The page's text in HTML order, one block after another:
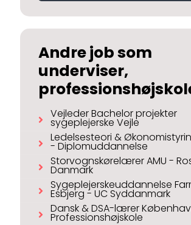
Andre job som
underviser,
Vejleder Bachelor projekter
sygeplejerske Vejle
Ledelsesteori &
- Diplomuddannelse
Storvognskørelærer AMU -
Danmark
Sygeplejerskeuddannelse
Esbjerg - UC Syddanmark
Dansk & DSA-lærer
Professionshøjskole